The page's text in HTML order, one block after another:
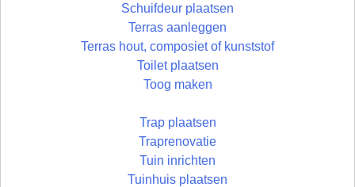
Schuifdeur plaatsen
Terras aanleggen
Terras hout, composiet of kunststof
Toilet plaatsen
Toog maken
Trap plaatsen
Traprenovatie
Tuin inrichten
Tuinhuis plaatsen